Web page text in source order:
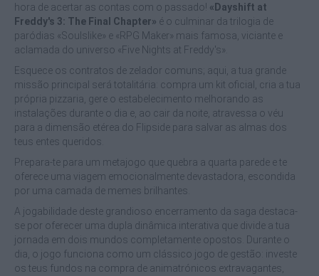
hora de acertar as contas com o passado! «Dayshift at
Freddy's 3: The Final Chapter» é o culminar da trilogia de
paródias «Soulslike» e «RPG Maker» mais famosa, viciante e
aclamada do universo «Five Nights at Freddy's».
Esquece os contratos de zelador comuns; aqui, a tua grande
missão principal será totalitária: compra um kit oficial, cria a tua
própria pizzaria, gere o estabelecimento melhorando as
instalações durante o dia e, ao cair da noite, atravessa o véu
para a dimensão etérea do Flipside para salvar as almas dos
teus entes queridos.
Prepara-te para um metajogo que quebra a quarta parede e te
oferece uma viagem emocionalmente devastadora, escondida
por uma camada de memes brilhantes.
A jogabilidade deste grandioso encerramento da saga destaca-
se por oferecer uma dupla dinâmica interativa que divide a tua
jornada em dois mundos completamente opostos. Durante o
dia, o jogo funciona como um clássico jogo de gestão: investe
os teus fundos na compra de animatrónicos extravagantes,